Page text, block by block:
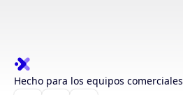
Hecho para los equipos comerciales